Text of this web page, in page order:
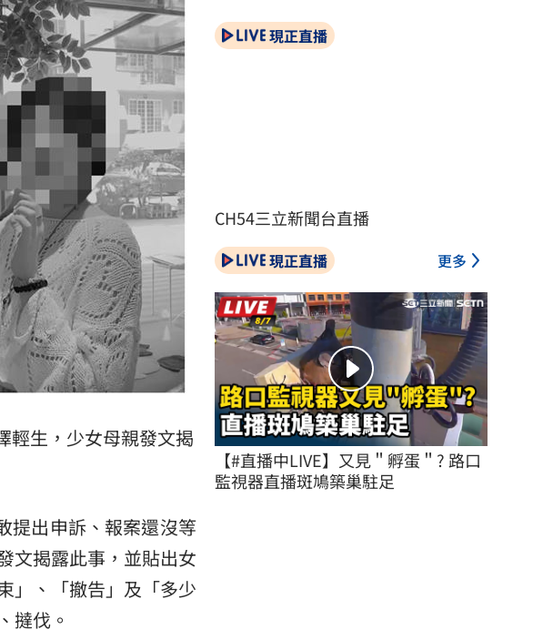
輕生，少女母親發文揭
提出申訴、報案還沒等
文揭露此事，並貼出女
」、「撤告」及「多少
撻伐。
現正直播
CH54三立新聞台直播
現正直播 更多
【#直播中LIVE】又見＂孵蛋＂? 路口
監視器直播斑鳩築巢駐足